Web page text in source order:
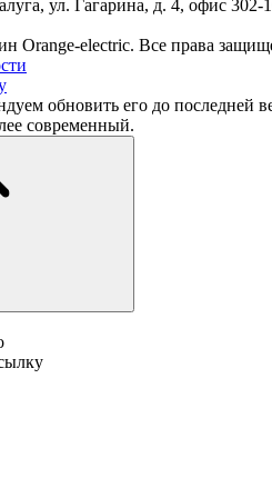
ул. Гагарина, д. 4, офис 302-
Orange-electric. Все права
обновить его до последней
современный.